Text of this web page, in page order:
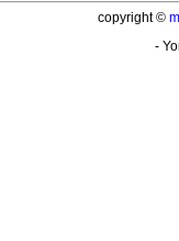
copyright ©
-